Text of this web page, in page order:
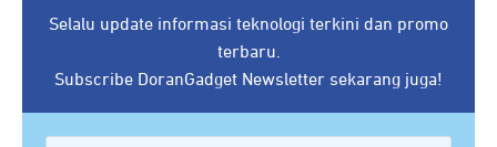
Selalu update informasi teknologi terkini dan promo
terbaru.
Subscribe DoranGadget Newsletter sekarang juga!